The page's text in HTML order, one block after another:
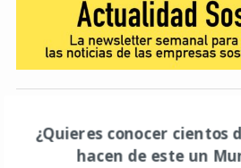
Educación 35 Energía Verde 75
¿Quieres conocer cientos
hacen de este un